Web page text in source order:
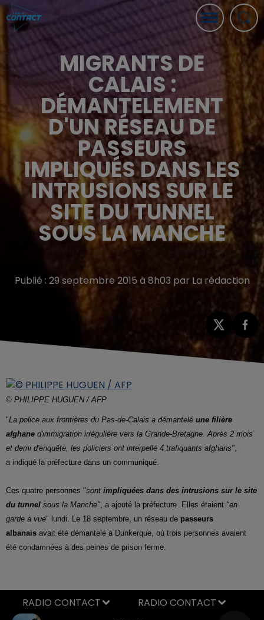
MIGRANTS DE
CALAIS :
DÉMANTELEMENT
D'UN RÉSEAU DE
PASSEURS
IMPLIQUÉS DANS LES
INTRUSIONS SUR LE
SITE DU TUNNEL
SOUS LA MANCHE
Publié : 29 septembre 2015 à 8h03 par La rédaction
© PHILIPPE HUGUEN / AFP
"La police aux frontières du Pas-de-Calais a démantelé une filière
afghane d'immigration irrégulière vers la Grande-Bretagne. Après 2 mois
et demi d'enquête, les policiers ont interpellé 4 trafiquants afghans",
a indiqué la préfecture dans un communiqué.
Ces quatre personnes "sont impliquées dans des intrusions sur le site
du tunnel sous la Manche", a ajouté la préfecture. Elles étaient "en
garde à vue" lundi. Le 18 septembre, un réseau de passeurs
albanais avait été démantelé à Dunkerque, où trois personnes avaient
été condamnées à des peines de prison ferme.
RADIO CONTACT